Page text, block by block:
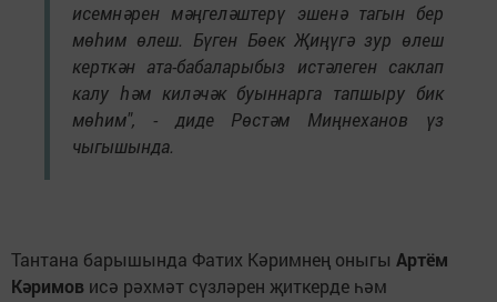
исемнәрен мәңгеләштерү эшенә тагын бер
мөһим өлеш. Бүген Бөек Җиңүгә зур өлеш
керткән ата-бабаларыбыз истәлеген саклап
калу һәм киләчәк буыннарга тапшыру бик
мөһим", - диде Рөстәм Миңнеханов үз
чыгышында.
Тантана барышында Фатих Кәримнең оныгы Артём
Кәримов исә рәхмәт сүзләрен җиткерде һәм